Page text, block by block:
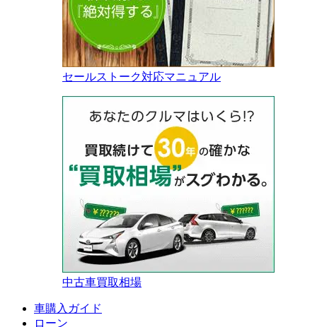
セールストーク対応マニュアル
中古車買取相場
車購入ガイド
ローン